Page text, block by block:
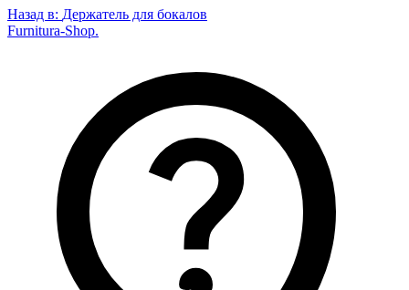
Назад в: Держатель для бокалов
Furnitura-Shop.